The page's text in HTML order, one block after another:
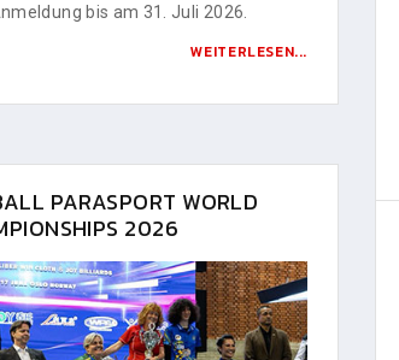
bis am 31. Juli 2026.
WEITERLESEN...
PARASPORT WORLD
2026